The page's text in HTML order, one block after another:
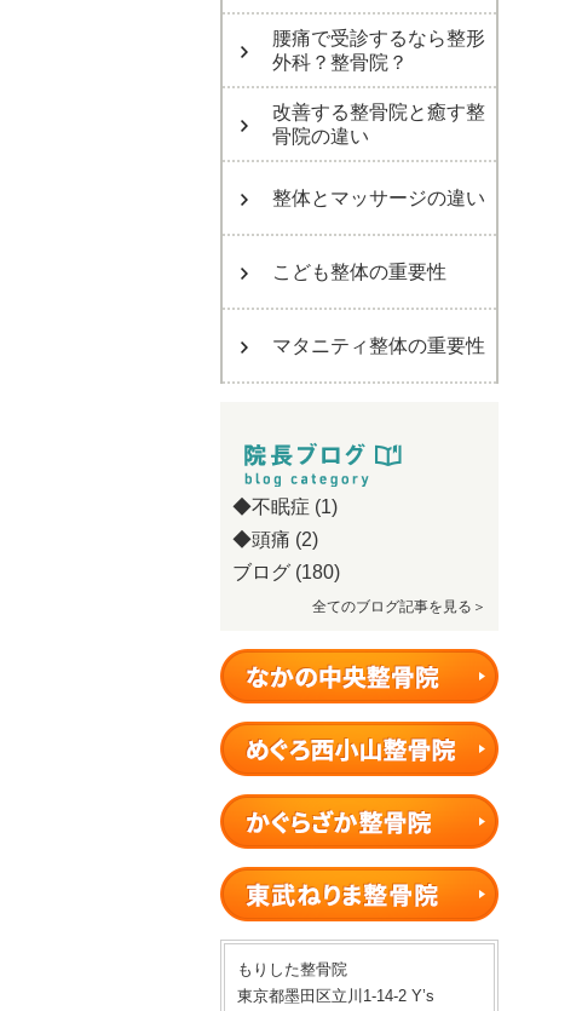
腰痛で受診するなら整形
外科？整骨院？
改善する整骨院と癒す整
骨院の違い
整体とマッサージの違い
こども整体の重要性
マタニティ整体の重要性
◆不眠症 (1)
◆頭痛 (2)
ブログ (180)
全てのブログ記事を見る＞
もりした整骨院
東京都墨田区立川1-14-2 Y’s